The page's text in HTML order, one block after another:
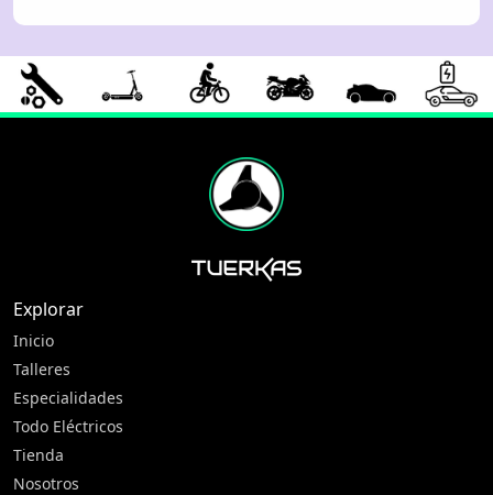
Explorar
Inicio
Talleres
Especialidades
Todo Eléctricos
Tienda
Nosotros